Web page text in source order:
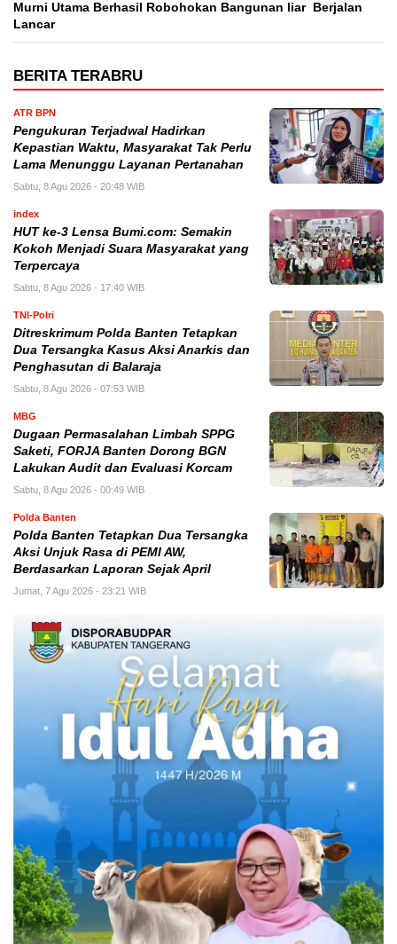
Murni Utama Berhasil Robohokan Bangunan liar Berjalan
Lancar
BERITA TERABRU
ATR BPN
Pengukuran Terjadwal Hadirkan
Kepastian Waktu, Masyarakat Tak Perlu
Lama Menunggu Layanan Pertanahan
Sabtu, 8 Agu 2026 - 20:48 WIB
index
HUT ke-3 Lensa Bumi.com: Semakin
Kokoh Menjadi Suara Masyarakat yang
Terpercaya
Sabtu, 8 Agu 2026 - 17:40 WIB
TNI-Polri
Ditreskrimum Polda Banten Tetapkan
Dua Tersangka Kasus Aksi Anarkis dan
Penghasutan di Balaraja
Sabtu, 8 Agu 2026 - 07:53 WIB
MBG
Dugaan Permasalahan Limbah SPPG
Saketi, FORJA Banten Dorong BGN
Lakukan Audit dan Evaluasi Korcam
Sabtu, 8 Agu 2026 - 00:49 WIB
Polda Banten
Polda Banten Tetapkan Dua Tersangka
Aksi Unjuk Rasa di PEMI AW,
Berdasarkan Laporan Sejak April
Jumat, 7 Agu 2026 - 23:21 WIB